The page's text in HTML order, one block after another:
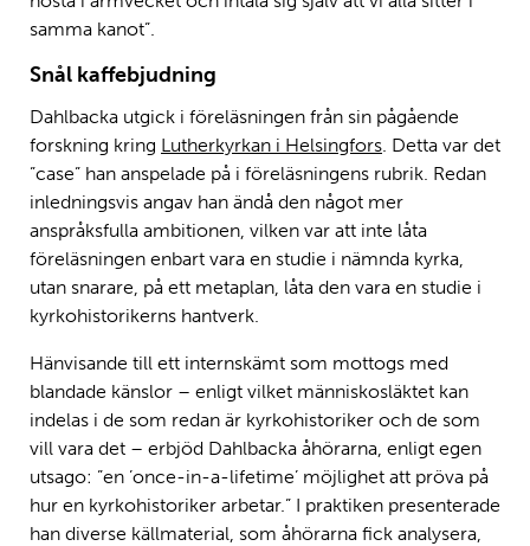
samma kanot”.
Snål kaffebjudning
Dahlbacka utgick i föreläsningen från sin pågående
forskning kring Lutherkyrkan i Helsingfors. Detta var det
”case” han anspelade på i föreläsningens rubrik. Redan
inledningsvis angav han ändå den något mer
anspråksfulla ambitionen, vilken var att inte låta
föreläsningen enbart vara en studie i nämnda kyrka,
utan snarare, på ett metaplan, låta den vara en studie i
kyrkohistorikerns hantverk.
Hänvisande till ett internskämt som mottogs med
blandade känslor – enligt vilket människosläktet kan
indelas i de som redan är kyrkohistoriker och de som
vill vara det – erbjöd Dahlbacka åhörarna, enligt egen
utsago: ”en ’once-in-a-lifetime’ möjlighet att pröva på
hur en kyrkohistoriker arbetar.” I praktiken presenterade
han diverse källmaterial, som åhörarna fick analysera,